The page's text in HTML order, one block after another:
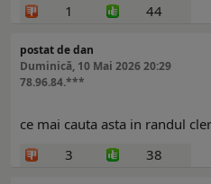
1
44
postat de dan
Duminică, 10 Mai 2026 20:29
78.96.84.***
ce mai cauta asta in randul
3
38